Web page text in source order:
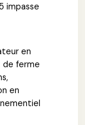
impasse
en
de ferme
en